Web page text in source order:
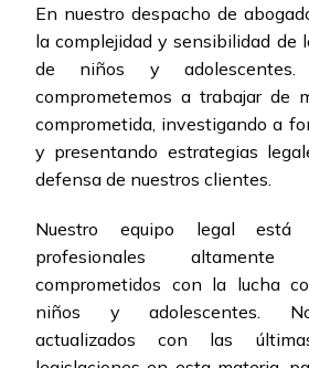
En nuestro despacho de
la complejidad y sensibilidad de
de niños y
comprometemos a trabajar de
comprometida, investigando a
y presentando estrategias
defensa de nuestros clientes.
Nuestro equipo legal está
profesionales
comprometidos con la lucha
niños y adolescentes.
actualizados con las